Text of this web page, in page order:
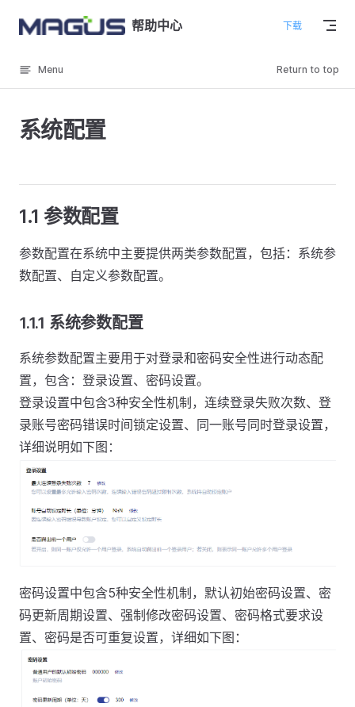
Skip to content 帮助中心 下载
Menu Return to top
系统配置
1.1 参数配置
参数配置在系统中主要提供两类参数配置，包括：系统参
数配置、自定义参数配置。
1.1.1 系统参数配置
系统参数配置主要用于对登录和密码安全性进行动态配
置，包含：登录设置、密码设置。
登录设置中包含3种安全性机制，连续登录失败次数、登
录账号密码错误时间锁定设置、同一账号同时登录设置，
详细说明如下图：
密码设置中包含5种安全性机制，默认初始密码设置、密
码更新周期设置、强制修改密码设置、密码格式要求设
置、密码是否可重复设置，详细如下图：